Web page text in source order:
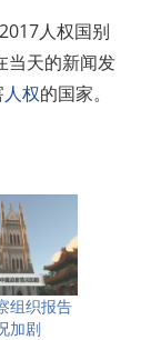
人权国别
当天的新闻发
人权的国家。
组织报告
加剧